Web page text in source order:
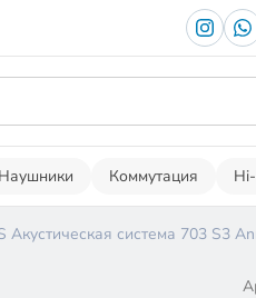
Наушники Коммутация
Акустическая система 703 S3